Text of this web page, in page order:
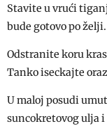
Stavite u vrući
bude gotovo po
Odstranite koru
Tanko iseckajte
U maloj posudi
suncokretovog ulja